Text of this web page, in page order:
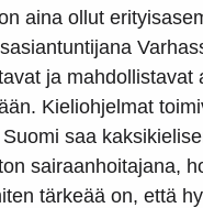
aina ollut
ja mahdollistavat
Kieliohjelmat
saa
sairaanhoitajana,
tärkeää on, että